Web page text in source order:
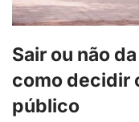
Sair ou não
como decidir
público